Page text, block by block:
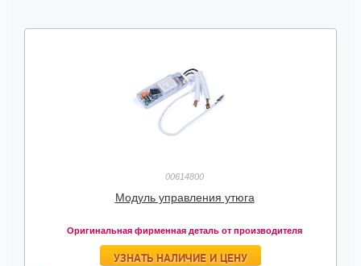
00614800
Модуль управления утюга
Оригинальная фирменная деталь от производителя
УЗНАТЬ НАЛИЧИЕ И ЦЕНУ